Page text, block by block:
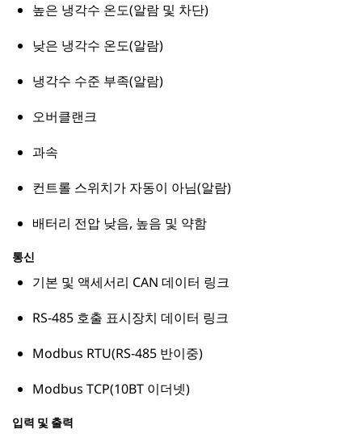
높은 냉각수 온도(알람 및 차단)
낮은 냉각수 온도(알람)
냉각수 수준 부족(알람)
오버클랜크
과속
컨트롤 스위치가 자동이 아님(알람)
배터리 전압 낮음, 높음 및 약함
통신
기본 및 액세서리 CAN 데이터 링크
RS-485 호출 표시장치 데이터 링크
Modbus RTU(RS-485 반이중)
Modbus TCP(10BT 이더넷)
입력 및 출력